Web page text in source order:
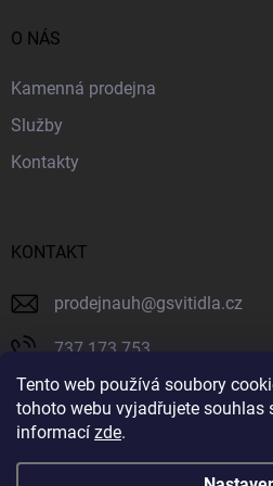
Tento web používá soubory
tohoto webu vyjadřujete souhlas
informací zde.
O NÁS
Kamenná prodejna
Služby
Kontakty
KONTAKT
prodejnauh@gsvitidla.cz
737 173 753
603 314 079
Svítidla GIOVANNY